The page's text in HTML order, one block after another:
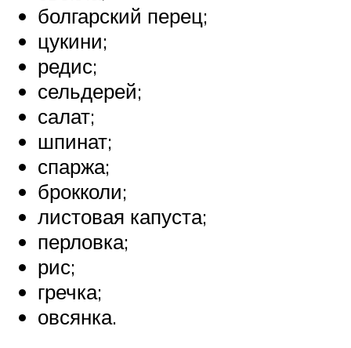
болгарский перец;
цукини;
редис;
сельдерей;
салат;
шпинат;
спаржа;
брокколи;
листовая капуста;
перловка;
рис;
гречка;
овсянка.